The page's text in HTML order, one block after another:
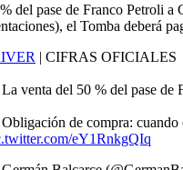
del pase de Franco Petroli
el Tomba deberá
| CIFRAS OFICIALES
venta del 50 % del pase de
de compra: cuando
eY1RnkgQIq